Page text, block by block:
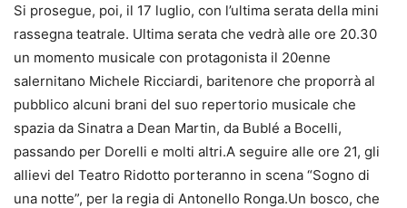
Si prosegue, poi, il 17 luglio, con l’ultima serata della mini
rassegna teatrale. Ultima serata che vedrà alle ore 20.30
un momento musicale con protagonista il 20enne
salernitano Michele Ricciardi, baritenore che proporrà al
pubblico alcuni brani del suo repertorio musicale che
spazia da Sinatra a Dean Martin, da Bublé a Bocelli,
passando per Dorelli e molti altri.A seguire alle ore 21, gli
allievi del Teatro Ridotto porteranno in scena “Sogno di
una notte”, per la regia di Antonello Ronga.Un bosco, che